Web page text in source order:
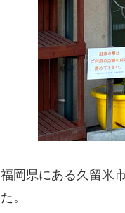
福岡県にある久留米
た。